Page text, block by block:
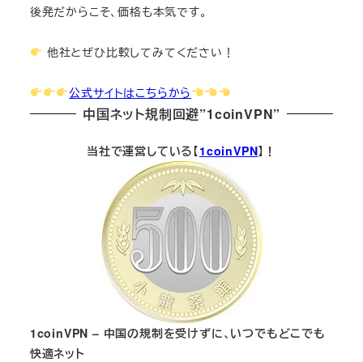
後発だからこそ、価格も本気です。
他社とぜひ比較してみてください！
公式サイトはこちらから
中国ネット規制回避”1coinVPN”
当社で運営している【1coinVPN】！
1coinVPN – 中国の規制を受けずに、いつでもどこでも
快適ネット